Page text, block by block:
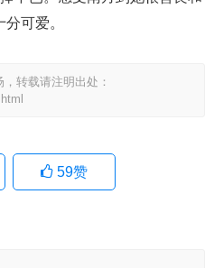
可爱。
转载请注明出处：
59赞